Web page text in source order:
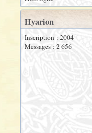
Hyarion
Inscription : 2004
Messages : 2 656